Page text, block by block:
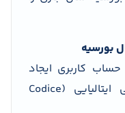
بورسیه
کاربری ایجاد
کنید. گاهی نیاز به کد مالیاتی ایتالیایی (Codice